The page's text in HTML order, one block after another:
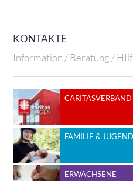
KONTAKTE
Information / Beratung /
FAMILIE & JUGEND
ERWACHSENE